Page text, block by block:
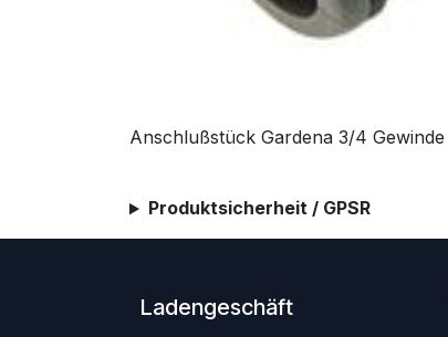
Anschlußstück Gardena 3/4 Gewinde
Produktsicherheit / GPSR
Ladengeschäft